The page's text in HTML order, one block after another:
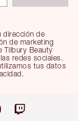
dirección de
de marketing
Tilbury Beauty
redes sociales.
tus datos